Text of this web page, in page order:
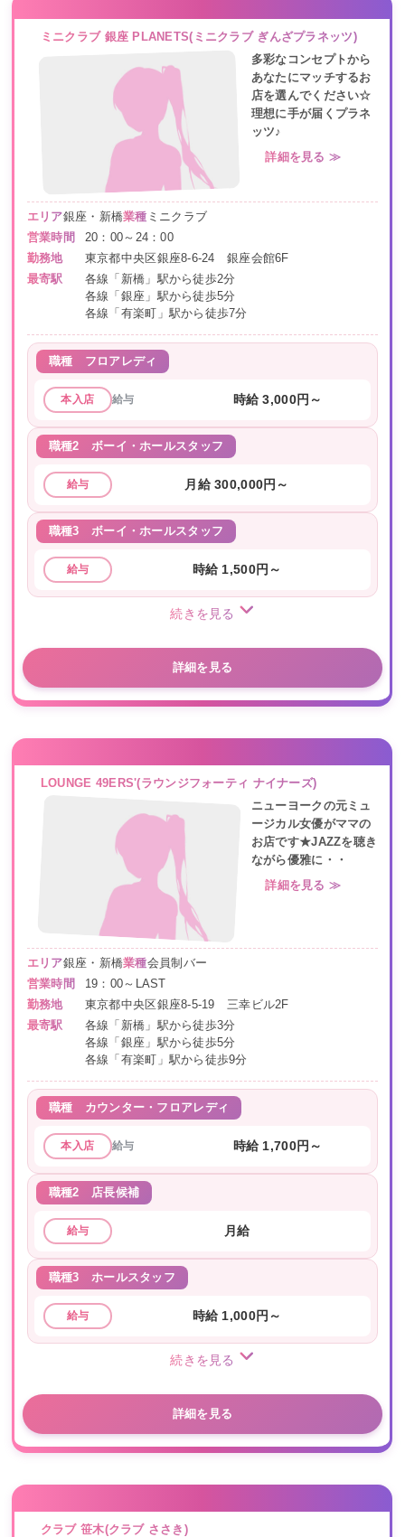
ミニクラブ 銀座 PLANETS(ミニクラブ ぎんざプラネッツ)
多彩なコンセプトから
あなたにマッチするお
店を選んでください☆
理想に手が届くプラネ
ッツ♪
詳細を見る ≫
エリア銀座・新橋業種 ミニクラブ
営業時間
20：00～24：00
勤務地
東京都中央区銀座8-6-24 銀座会館6F
最寄駅
各線「新橋」駅から徒歩2分
各線「銀座」駅から徒歩5分
各線「有楽町」駅から徒歩7分
職種 フロアレディ
本入店 給与 時給 3,000円～
職種2 ボーイ・ホールスタッフ
給与 月給 300,000円～
職種3 ボーイ・ホールスタッフ
給与 時給 1,500円～
続きを見る
詳細を見る
LOUNGE 49ERS'(ラウンジフォーティ ナイナーズ)
ニューヨークの元ミュ
ージカル女優がママの
お店です★JAZZを聴き
ながら優雅に・・
詳細を見る ≫
エリア銀座・新橋業種会員制バー
営業時間
19：00～LAST
勤務地
東京都中央区銀座8-5-19 三幸ビル2F
最寄駅
各線「新橋」駅から徒歩3分
各線「銀座」駅から徒歩5分
各線「有楽町」駅から徒歩9分
職種 カウンター・フロアレディ
本入店 給与 時給 1,700円～
職種2 店長候補
給与 月給
職種3 ホールスタッフ
給与 時給 1,000円～
続きを見る
詳細を見る
クラブ 笹木(クラブ ささき)